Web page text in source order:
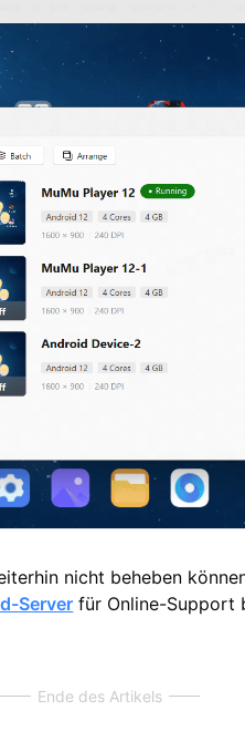
nicht beheben
Server für Online-Support
Ende des Artikels